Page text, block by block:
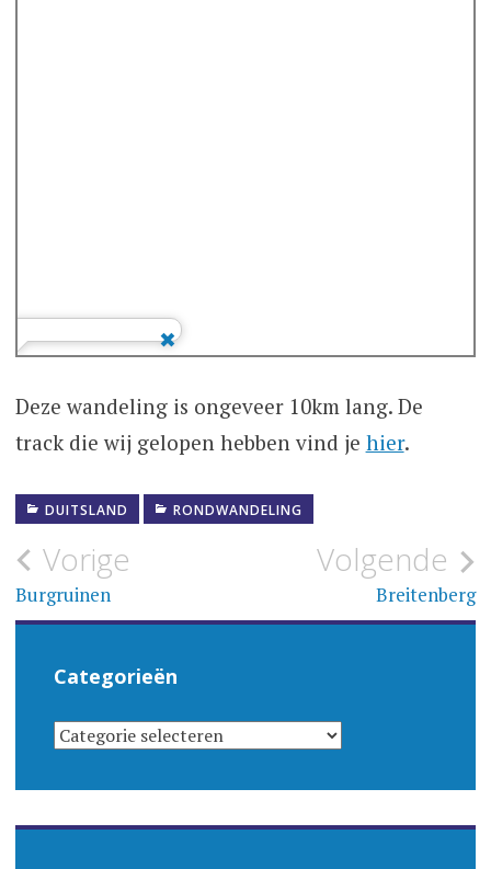
Deze wandeling is ongeveer 10km lang. De
track die wij gelopen hebben vind je hier.
DUITSLAND RONDWANDELING
Bericht
navigatie
Vorige
Burgruinen
Volgende
Breitenberg
Categorieën
CATEGORIEËN